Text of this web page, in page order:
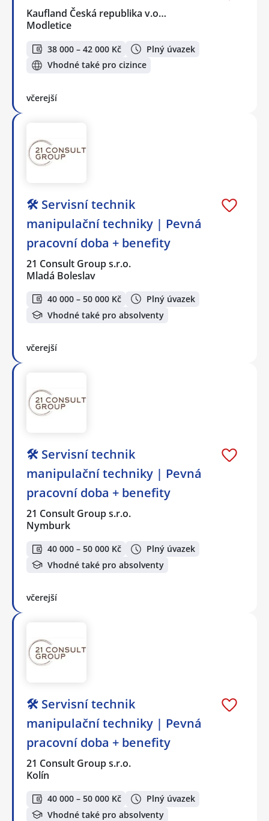
Kaufland Česká republika v.o…
Modletice
38 000 – 42 000 Kč
Plný úvazek
Vhodné také pro cizince
včerejší
🛠️ Servisní technik
manipulační techniky | Pevná
pracovní doba + benefity
21 Consult Group s.r.o.
Mladá Boleslav
40 000 – 50 000 Kč
Plný úvazek
Vhodné také pro absolventy
včerejší
🛠️ Servisní technik
manipulační techniky | Pevná
pracovní doba + benefity
21 Consult Group s.r.o.
Nymburk
40 000 – 50 000 Kč
Plný úvazek
Vhodné také pro absolventy
včerejší
🛠️ Servisní technik
manipulační techniky | Pevná
pracovní doba + benefity
21 Consult Group s.r.o.
Kolín
40 000 – 50 000 Kč
Plný úvazek
Vhodné také pro absolventy